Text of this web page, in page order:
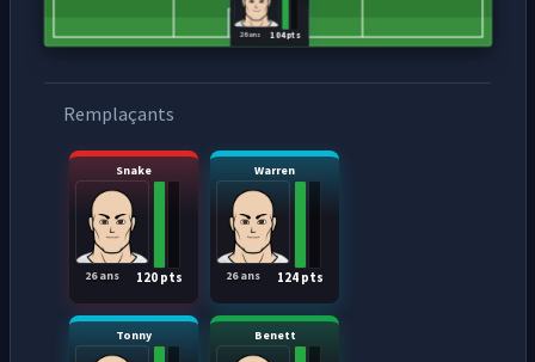
104 pts
26 ans
Remplaçants
Snake
120 pts
26 ans
Warren
124 pts
26 ans
Tonny Benett